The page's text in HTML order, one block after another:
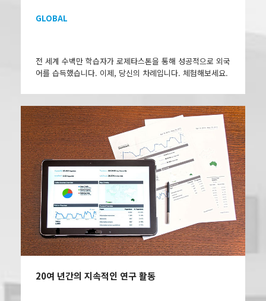
GLOBAL
전 세계 수백만 학습자가 로제타스톤을 통해 성공적으로 외국
어를 습득했습니다. 이제, 당신의 차례입니다. 체험해보세요.
20여 년간의 지속적인 연구 활동